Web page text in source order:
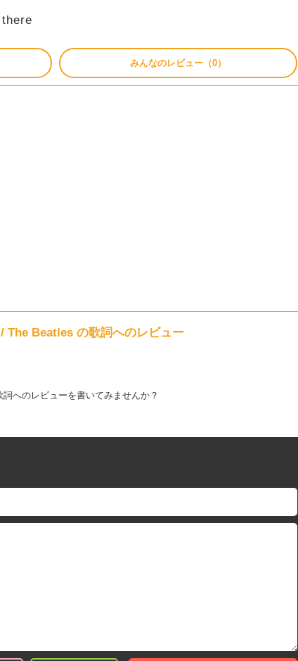
みんなのレビュー（0）
The Beatles の歌詞へのレビュー
詞へのレビューを書いてみませんか？